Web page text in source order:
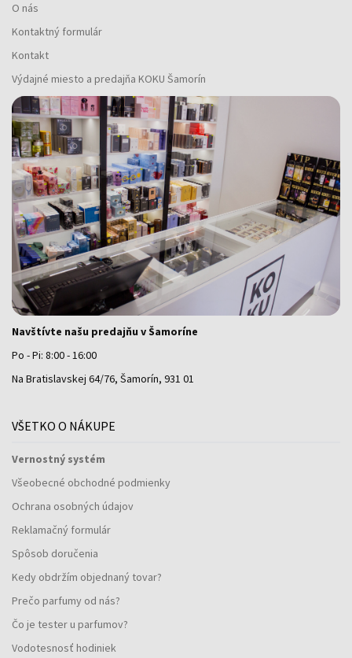
O nás
Kontaktný formulár
Kontakt
Výdajné miesto a predajňa KOKU Šamorín
Navštívte našu predajňu v Šamoríne
Po - Pi: 8:00 - 16:00
Na Bratislavskej 64/76, Šamorín, 931 01
VŠETKO O NÁKUPE
Vernostný systém
Všeobecné obchodné podmienky
Ochrana osobných údajov
Reklamačný formulár
Spôsob doručenia
Kedy obdržím objednaný tovar?
Prečo parfumy od nás?
Čo je tester u parfumov?
Vodotesnosť hodiniek